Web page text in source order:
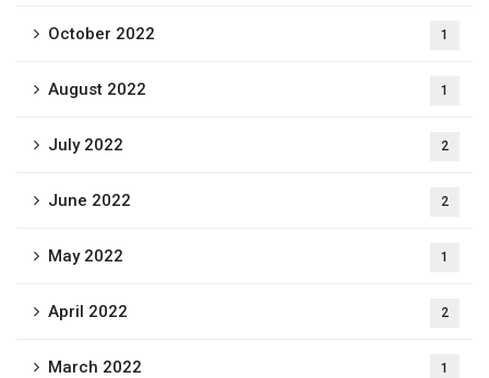
October 2022 1
August 2022 1
July 2022 2
June 2022 2
May 2022 1
April 2022 2
March 2022 1